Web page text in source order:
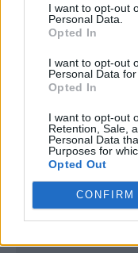
I want to opt-out
Personal Data.
Opted In
I want to opt-out
Personal Data
Opted In
I want to opt-out
Retention, Sale,
Personal Data
Purposes for
Opted Out
CONFIRM